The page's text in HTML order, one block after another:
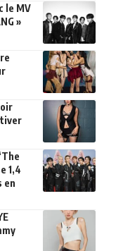
le MV
»
1,4
en